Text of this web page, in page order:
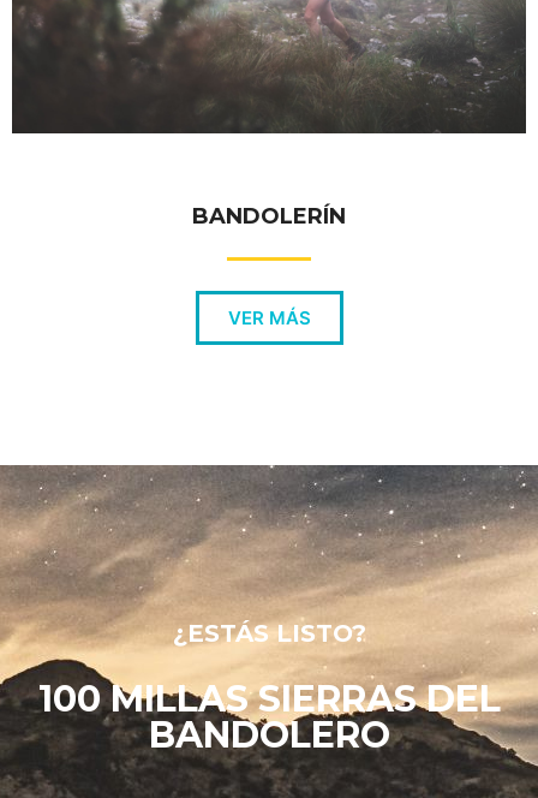
BANDOLERÍN
VER MÁS
¿ESTÁS LISTO?
100 MILLAS SIERRAS DEL
BANDOLERO